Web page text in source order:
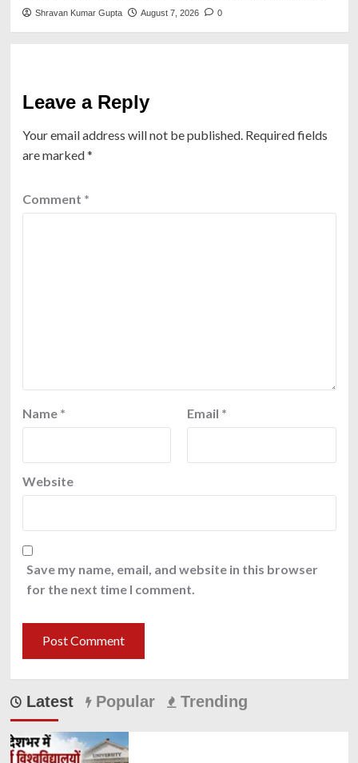
Shravan Kumar Gupta August 7, 2026 0
Leave a Reply
Your email address will not be published. Required fields
are marked*
Comment *
Name * Email *
Website
Save my name, email, and website in this browser
for the next time I comment.
Latest Popular Trending